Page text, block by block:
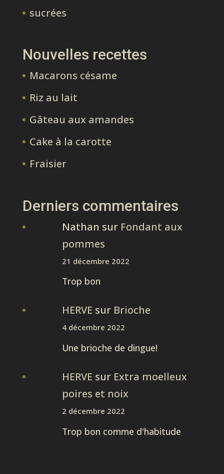
sucrées
Nouvelles recettes
Macarons césame
Riz au lait
Gâteau aux amandes
Cake à la carotte
Fraisier
Derniers commentaires
Nathan sur Fondant aux
pommes
21 décembre 2022
Trop bon
HERVE sur Brioche
4 décembre 2022
Une brioche de dingue!
HERVE sur Extra moelleux
poires et noix
2 décembre 2022
Trop bon comme d'habitude